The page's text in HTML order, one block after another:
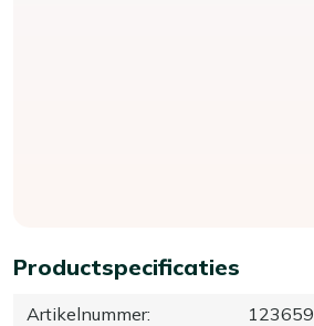
Productspecificaties
Artikelnummer:
123659